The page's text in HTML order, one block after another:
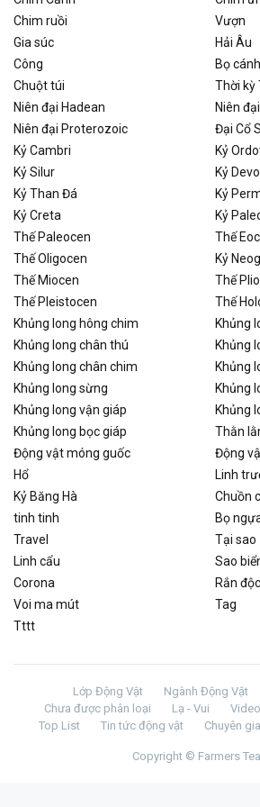
Chim ruồi
Vượn
Gia súc
Hải Âu
Công
Bọ
Chuột túi
Thời kỳ
Niên đại Hadean
Niên
Niên đại Proterozoic
Đại Cổ
Kỷ Cambri
Kỷ
Kỷ Silur
Kỷ
Kỷ Than Đá
Kỷ
Kỷ Creta
Kỷ
Thế Paleocen
Thế
Thế Oligocen
Kỷ
Thế Miocen
Thế
Thế Pleistocen
Thế
Khủng long hông chim
Khủng
Khủng long chân thú
Khủng
Khủng long chân chim
Khủng
Khủng long sừng
Khủng
Khủng long vận giáp
Khủng
Khủng long bọc giáp
Thằn
Động vật móng guốc
Động
Hổ
Linh
Kỷ Băng Hà
Chuồn
tinh tinh
Bọ
Travel
Tại sao
Linh cẩu
Sao
Corona
Rắn độc
Voi ma mút
Tag
Tttt
Lớp Động Vật Ngành Động Vật
Chưa được phân loại
Lạ - Vui Video
Top List
Tin tức động vật Chuyên
Copyright © Farmers